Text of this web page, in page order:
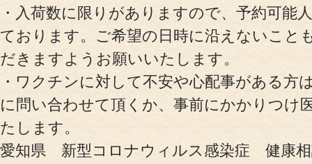
・入荷数に限りがありますので、予約可能
ております。ご希望の日時に沿えないこと
だきますようお願いいたします。
・ワクチンに対して不安や心配事がある方
に問い合わせて頂くか、事前にかかりつけ
たします。
愛知県 新型コロナウィルス感染症 健康相